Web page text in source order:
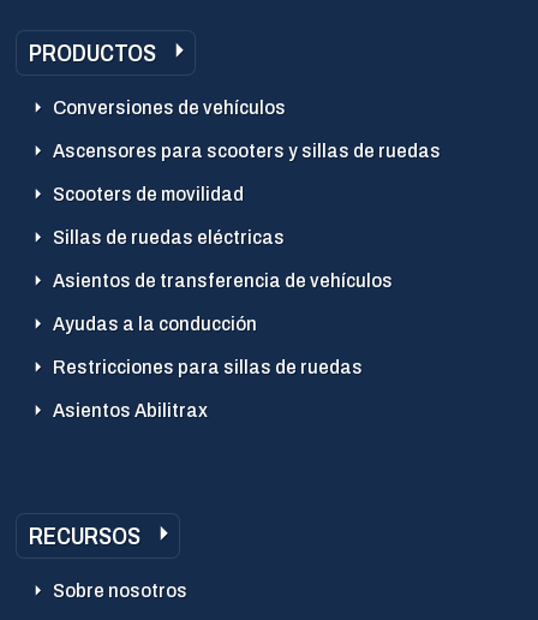
PRODUCTOS
Conversiones de vehículos
Ascensores para scooters y sillas de ruedas
Scooters de movilidad
Sillas de ruedas eléctricas
Asientos de transferencia de vehículos
Ayudas a la conducción
Restricciones para sillas de ruedas
Asientos Abilitrax
RECURSOS
Sobre nosotros